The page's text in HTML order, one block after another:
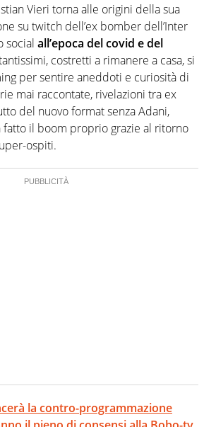
Vieri torna alle origini della sua
su twitch dell’ex bomber dell’Inter
social all’epoca del covid e del
costretti a rimanere a casa, si
per sentire aneddoti e curiosità di
mai raccontate, rivelazioni tra ex
del nuovo format senza Adani,
fatto il boom proprio grazie al ritorno
ospiti.
la contro-programmazione